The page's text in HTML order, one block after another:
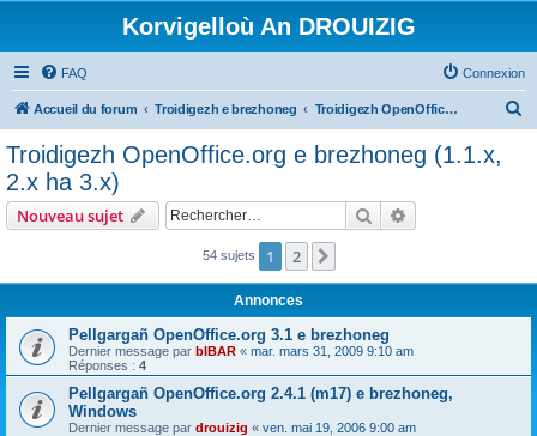
Korvigelloù An DROUIZIG
FAQ Connexion
Accueil du forum Troidigezh e brezhoneg Troidigezh OpenOffice.org e brezhoneg (1.1.x, 2.x ha 3.x)
c
Troidigezh OpenOffice.org e brezhoneg (1.1.x,
2.x ha 3.x)
Nouveau sujet Rechercher
54 sujets 1 2
Annonces
Pellgargañ OpenOffice.org 3.1 e brezhoneg
Dernier message par bIBAR « mar. mars 31, 2009 9:10 am
Réponses : 4
Pellgargañ OpenOffice.org 2.4.1 (m17) e brezhoneg,
Windows
Dernier message par drouizig « ven. mai 19, 2006 9:00 am